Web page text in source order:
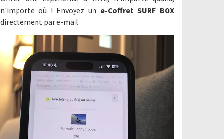
n'importe où ! Envoyez un e-Coffret SURF BOX
directement par e-mail